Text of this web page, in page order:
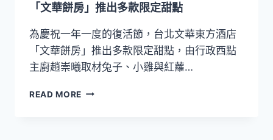
「文華餅房」推出多款限定甜點
為慶祝一年一度的復活節，台北文華東方酒店
「文華餅房」推出多款限定甜點，由行政西點
主廚趙崇曦取材兔子、小雞與紅蘿…
READ MORE 歡